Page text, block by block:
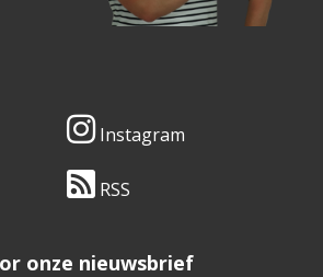
Instagram
RSS
onze nieuwsbrief